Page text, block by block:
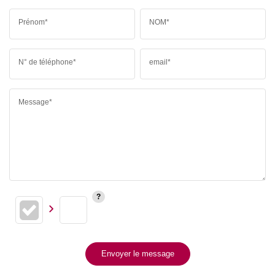
Prénom* NOM*
N° de téléphone* email*
Message*
Envoyer le message